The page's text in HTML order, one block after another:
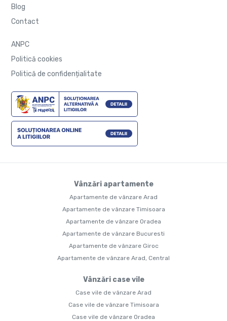
Blog
Contact
ANPC
Politică cookies
Politică de confidențialitate
Vânzări apartamente
Apartamente de vânzare Arad
Apartamente de vânzare Timisoara
Apartamente de vânzare Oradea
Apartamente de vânzare Bucuresti
Apartamente de vânzare Giroc
Apartamente de vânzare Arad, Central
Vânzări case vile
Case vile de vânzare Arad
Case vile de vânzare Timisoara
Case vile de vânzare Oradea